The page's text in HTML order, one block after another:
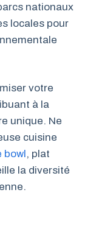
nationaux
locales pour
votre
à la
unique. Ne
cuisine
bowl, plat
la diversité